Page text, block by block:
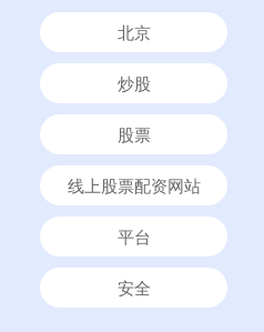
北京
炒股
股票
线上股票配资网站
平台
安全